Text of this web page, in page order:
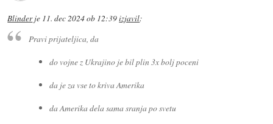
Blinderje 11. dec 2024 ob 12:39izjavil:
Pravi prijateljica, da
do vojne z Ukrajino je bil plin 3x bolj poceni
da je za vse to kriva Amerika
da Amerika dela sama sranja po svetu